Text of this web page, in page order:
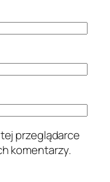
przeglądarce
komentarzy.